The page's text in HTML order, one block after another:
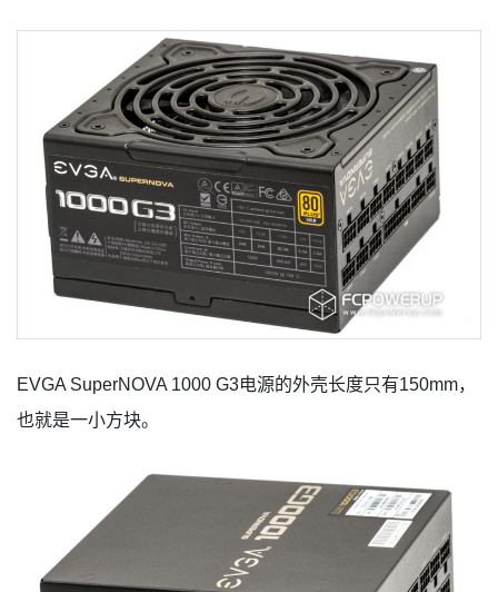
EVGA SuperNOVA 1000 G3电源的外壳长度只有150mm，
也就是一小方块。